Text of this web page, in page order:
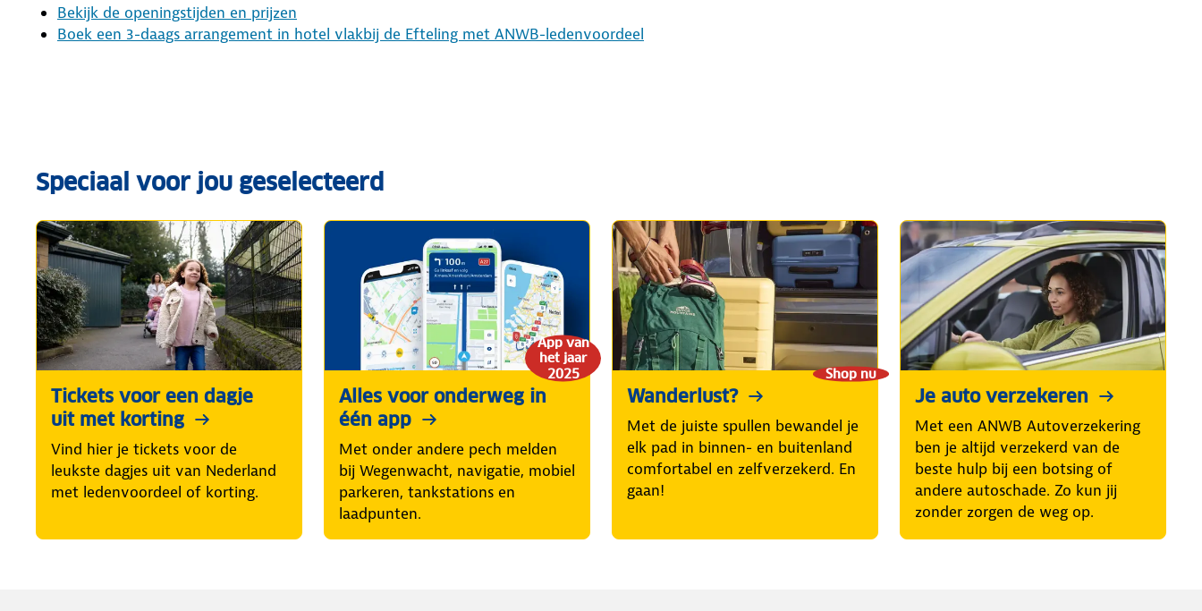
Bekijk de openingstijden en prijzen
Boek een 3-daags arrangement in hotel vlakbij de Efteling met ANWB-ledenvoordeel
Speciaal voor jou geselecteerd
Tickets voor een dagje
uit met korting
Vind hier je tickets voor de
leukste dagjes uit van Nederland
met ledenvoordeel of korting.
App van
het jaar
2025
Alles voor onderweg in
één app
Met onder andere pech melden
bij Wegenwacht, navigatie, mobiel
parkeren, tankstations en
laadpunten.
Shop nu
Wanderlust?
Met de juiste spullen bewandel je
elk pad in binnen- en buitenland
comfortabel en zelfverzekerd. En
gaan!
Je auto verzekeren
Met een ANWB Autoverzekering
ben je altijd verzekerd van de
beste hulp bij een botsing of
andere autoschade. Zo kun jij
zonder zorgen de weg op.